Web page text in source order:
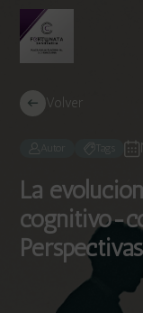
Volver
Autor Tags
La
cognitivo-